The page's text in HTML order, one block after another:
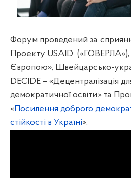
Форум проведений за
Проекту USAID («ГОВЕРЛА»),
Європою», Швейцарсько-
DECIDE – «Децентралізація
демократичної освіти» та
«Посилення доброго
стійкості в Україні».